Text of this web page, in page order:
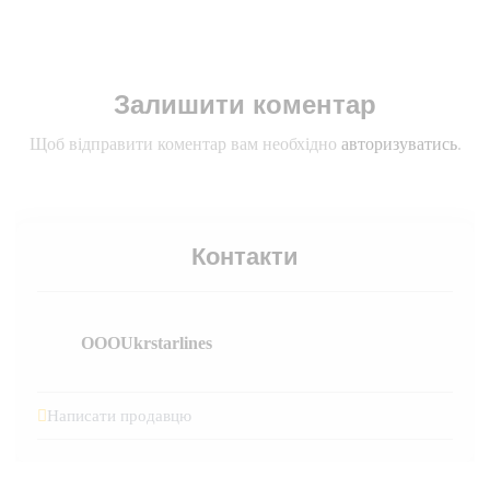
Залишити коментар
Щоб відправити коментар вам необхідно авторизуватись.
Контакти
OOOUkrstarlines
Написати продавцю